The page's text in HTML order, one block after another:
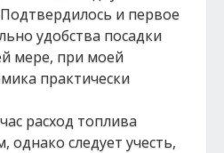
и первое
удобства посадки
мере, при моей
практически
расход топлива
однако следует учесть,